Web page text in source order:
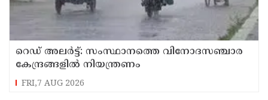
റെഡ് അലർട്ട്: സംസ്ഥാനത്തെ വിനോദസഞ്ചാര
കേന്ദ്രങ്ങളിൽ നിയന്ത്രണം
FRI,7 AUG 2026